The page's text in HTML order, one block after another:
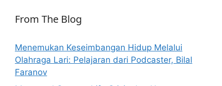
From The Blog
Menemukan Keseimbangan Hidup Melalui
Olahraga Lari: Pelajaran dari Podcaster, Bilal
Faranov